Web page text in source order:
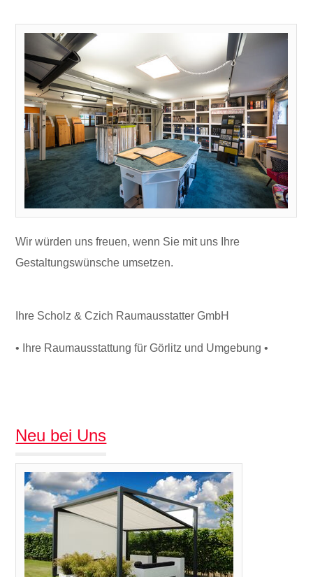
Wir würden uns freuen, wenn Sie mit uns Ihre
Gestaltungswünsche umsetzen.
Ihre Scholz & Czich Raumausstatter GmbH
• Ihre Raumausstattung für Görlitz und Umgebung •
Neu bei Uns